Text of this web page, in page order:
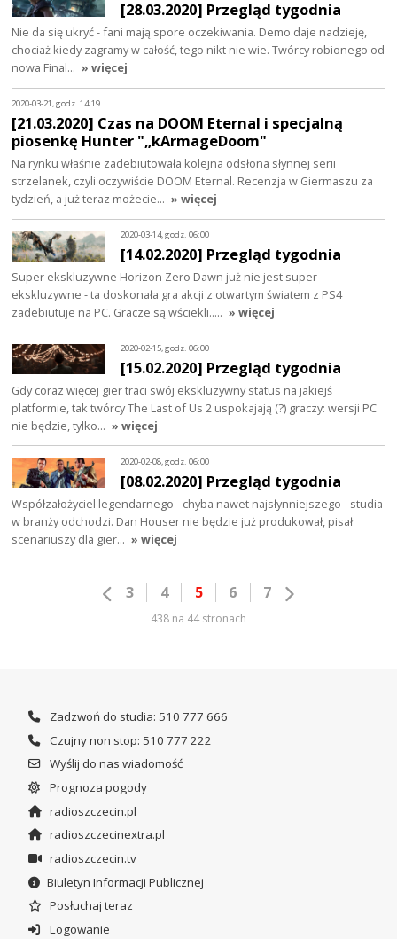
[28.03.2020] Przegląd tygodnia
Nie da się ukryć - fani mają spore oczekiwania. Demo daje nadzieję,
chociaż kiedy zagramy w całość, tego nikt nie wie. Twórcy robionego od
nowa Final… » więcej
2020-03-21, godz. 14:19
[21.03.2020] Czas na DOOM Eternal i specjalną
piosenkę Hunter "„kArmageDoom"
Na rynku właśnie zadebiutowała kolejna odsłona słynnej serii
strzelanek, czyli oczywiście DOOM Eternal. Recenzja w Giermaszu za
tydzień, a już teraz możecie… » więcej
2020-03-14, godz. 06:00
[14.02.2020] Przegląd tygodnia
Super ekskluzywne Horizon Zero Dawn już nie jest super
ekskluzywne - ta doskonała gra akcji z otwartym światem z PS4
zadebiutuje na PC. Gracze są wściekli..… » więcej
2020-02-15, godz. 06:00
[15.02.2020] Przegląd tygodnia
Gdy coraz więcej gier traci swój ekskluzywny status na jakiejś
platformie, tak twórcy The Last of Us 2 uspokajają (?) graczy: wersji PC
nie będzie, tylko… » więcej
2020-02-08, godz. 06:00
[08.02.2020] Przegląd tygodnia
Współzałożyciel legendarnego - chyba nawet najsłynniejszego - studia
w branży odchodzi. Dan Houser nie będzie już produkował, pisał
scenariuszy dla gier… » więcej
3 4 5 6 7
438 na 44 stronach
Zadzwoń do studia: 510 777 666
Czujny non stop: 510 777 222
Wyślij do nas wiadomość
Prognoza pogody
radioszczecin.pl
radioszczecinextra.pl
radioszczecin.tv
Biuletyn Informacji Publicznej
Posłuchaj teraz
Logowanie